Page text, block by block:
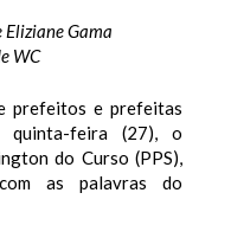
Gama
WC
prefeitos e prefeitas
quinta-feira (27), o
do Curso (PPS),
as palavras do